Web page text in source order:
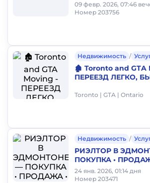
09 февр. 2026, 07:46
Номер 203756
Недвижимость /
🏚️ Toronto and GTA
ПЕРЕЕЗД ЛЕГКО,
🚚 🏚️
Toronto | GTA | Ontario
Недвижимость /
РИЭЛТОР В
ПОКУПКА •
ИНВЕСТИЦИИ
24 янв. 2026, 01:14 дня
Номер 203471